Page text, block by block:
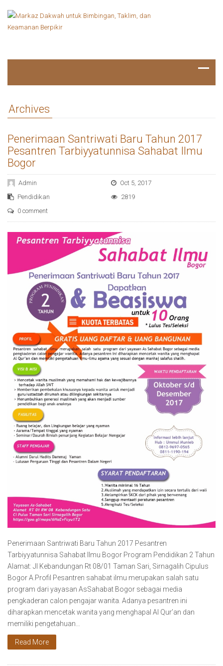
Archives
Penerimaan Santriwati Baru Tahun 2017
Pesantren Tarbiyyatunnisa Sahabat Ilmu
Bogor
Admin
Oct 5, 2017
Pendidikan
2819
0 comment
Penerimaan Santriwati Baru Tahun 2017 Pesantren
Tarbiyyatunnisa Sahabat Ilmu Bogor Program Pendidikan 2 Tahun
Alamat: Jl Kebandungan Rt 08/01 Taman Sari, Sirnagalih Cipulus
Bogor A.Profil Pesantren sahabat ilmu merupakan salah satu
program dari yayasan AsSahabat Bogor sebagai media
pengkaderan calon pengajar wanita. Adanya pesantren ini
diharapkan mencetak wanita yang menghapal Al Qur’an dan
memiliki pengetahuan…
Read More